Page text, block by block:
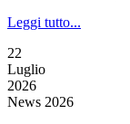
Leggi tutto...
22
Luglio
2026
News 2026